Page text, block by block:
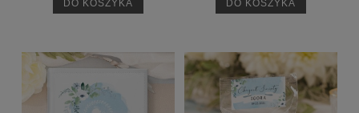
DO KOSZYKA DO KOSZYKA